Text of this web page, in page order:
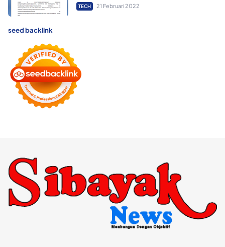
TECH 21 Februari 2022
seed backlink